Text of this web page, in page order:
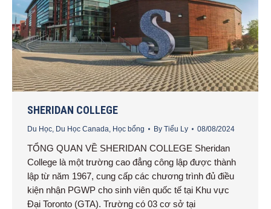
SHERIDAN COLLEGE
Du Học Du Học Canada Học bổng By Tiểu Ly 08/08/2024
TỔNG QUAN VỀ SHERIDAN COLLEGE Sheridan
College là một trường cao đẳng công lập được thành
lập từ năm 1967, cung cấp các chương trình đủ điều
kiện nhận PGWP cho sinh viên quốc tế tại Khu vực
Đại Toronto (GTA). Trường có 03 cơ sở tại